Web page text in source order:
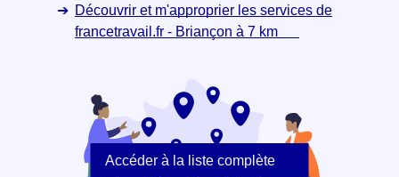
Découvrir et m'approprier les services de
francetravail.fr - Briançon à 7 km
Accéder à la liste complète